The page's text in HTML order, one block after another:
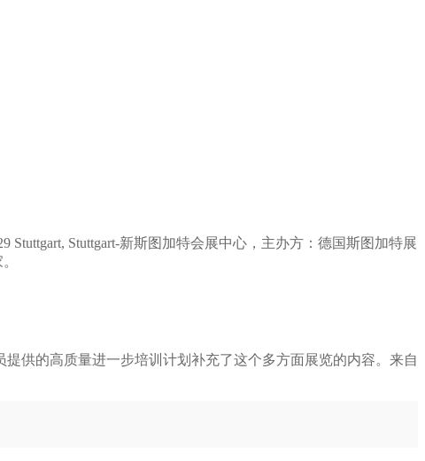
Stuttgart, Stuttgart-新斯图加特会展中心，主办方：德国斯图加特展
供的高质量进一步培训计划补充了这个多方面展览的内容。来自